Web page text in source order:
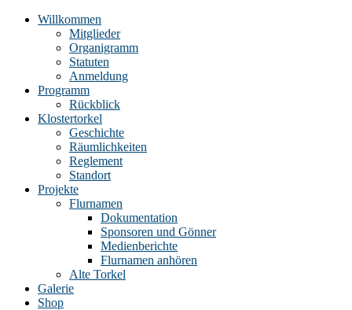
Willkommen
Mitglieder
Organigramm
Statuten
Anmeldung
Programm
Rückblick
Klostertorkel
Geschichte
Räumlichkeiten
Reglement
Standort
Projekte
Flurnamen
Dokumentation
Sponsoren und Gönner
Medienberichte
Flurnamen anhören
Alte Torkel
Galerie
Shop